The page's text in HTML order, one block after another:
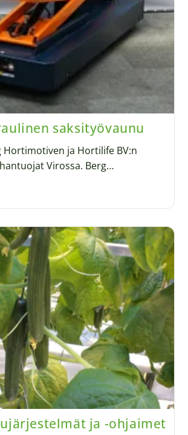
saksityövaunu
Hortimotiven ja Hortilife BV:n
Virossa. Berg…
ja -ohjaimet